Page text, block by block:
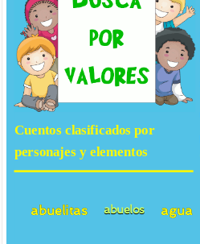
Cuentos clasificados por
personajes y elementos
abuelitas abuelos agua